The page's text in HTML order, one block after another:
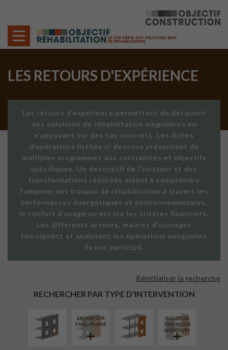
LES RETOURS D'EXPÉRIENCE
Les retours d'expérience permettent de découvrir
des solutions de réhabilitation singulières en
s'appuyant sur des cas concrets. Les fiches
d'opérations listées ci-dessous présentent de
multiples programmes aux contraintes et objectifs
spécifiques. Un descriptif de l'existant et des
transformations réalisées aident à comprendre
l'ampleur des travaux de réhabilitation à travers les
performances énergétiques et environnementales,
le confort d'usage ou encore les critères financiers.
Les différents acteurs, maîtres d'ouvrages
témoignent et analysent les opérations auxquelles
ils ont participé.
RECHERCHER PAR TYPE D'INTERVENTION
Réinitialiser la recherche
EXTÉRIEURE
FAÇADE SUR
PAROI PLEINE
FAÇADE SUR
LINÉAIRE
ISOLATION
THERMIQUE
INTÉRIEURE
RÉAMÉNAGEMENT
INTÉRIEUR
FERMETURE
LOGGIAS